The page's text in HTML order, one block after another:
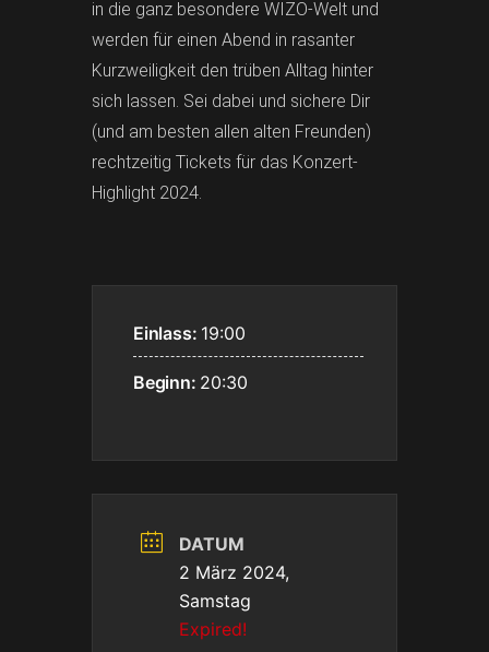
in die ganz besondere WIZO-Welt und
werden für einen Abend in rasanter
Kurzweiligkeit den trüben Alltag hinter
sich lassen. Sei dabei und sichere Dir
(und am besten allen alten Freunden)
rechtzeitig Tickets für das Konzert-
Highlight 2024.
Einlass: 19:00
Beginn: 20:30
DATUM
2 März 2024,
Samstag
Expired!